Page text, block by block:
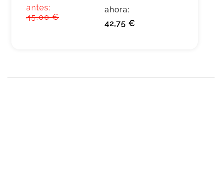
antes:
45,00 €
ahora:
42,75 €